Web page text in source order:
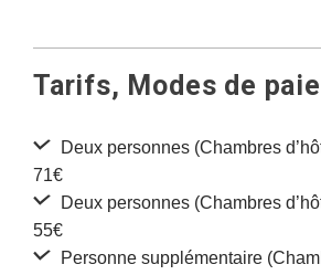
Tarifs, Modes de
Deux personnes (Chambres
71€
Deux personnes (Chambres
55€
Personne supplémentaire